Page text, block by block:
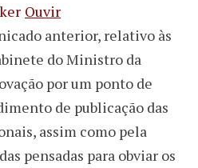
Ouvir
anterior, relativo às
do Ministro da
por um ponto de
de publicação das
assim como pela
pensadas para obviar os